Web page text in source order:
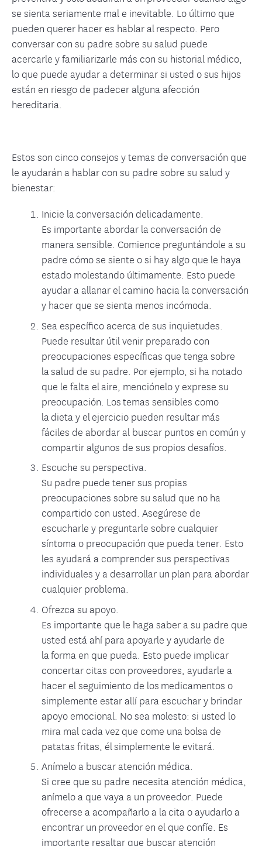
se sienta seriamente mal e inevitable. Lo último que
pueden querer hacer es hablar al respecto. Pero
conversar con su padre sobre su salud puede
acercarle y familiarizarle más con su historial médico,
lo que puede ayudar a determinar si usted o sus hijos
están en riesgo de padecer alguna afección
hereditaria.
Estos son cinco consejos y temas de conversación que
le ayudarán a hablar con su padre sobre su salud y
bienestar:
Inicie la conversación delicadamente.
Es importante abordar la conversación de
manera sensible. Comience preguntándole a su
padre cómo se siente o si hay algo que le haya
estado molestando últimamente. Esto puede
ayudar a allanar el camino hacia la conversación
y hacer que se sienta menos incómoda.
Sea específico acerca de sus inquietudes.
Puede resultar útil venir preparado con
preocupaciones específicas que tenga sobre
la salud de su padre. Por ejemplo, si ha notado
que le falta el aire, menciónelo y exprese su
preocupación. Los temas sensibles como
la dieta y el ejercicio pueden resultar más
fáciles de abordar al buscar puntos en común y
compartir algunos de sus propios desafíos.
Escuche su perspectiva.
Su padre puede tener sus propias
preocupaciones sobre su salud que no ha
compartido con usted. Asegúrese de
escucharle y preguntarle sobre cualquier
síntoma o preocupación que pueda tener. Esto
les ayudará a comprender sus perspectivas
individuales y a desarrollar un plan para abordar
cualquier problema.
Ofrezca su apoyo.
Es importante que le haga saber a su padre que
usted está ahí para apoyarle y ayudarle de
la forma en que pueda. Esto puede implicar
concertar citas con proveedores, ayudarle a
hacer el seguimiento de los medicamentos o
simplemente estar allí para escuchar y brindar
apoyo emocional. No sea molesto: si usted lo
mira mal cada vez que come una bolsa de
patatas fritas, él simplemente le evitará.
Anímelo a buscar atención médica.
Si cree que su padre necesita atención médica,
anímelo a que vaya a un proveedor. Puede
ofrecerse a acompañarlo a la cita o ayudarlo a
encontrar un proveedor en el que confíe. Es
importante resaltar que buscar atención